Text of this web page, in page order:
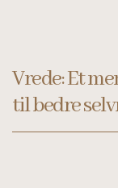
Vrede: Et
til bedre